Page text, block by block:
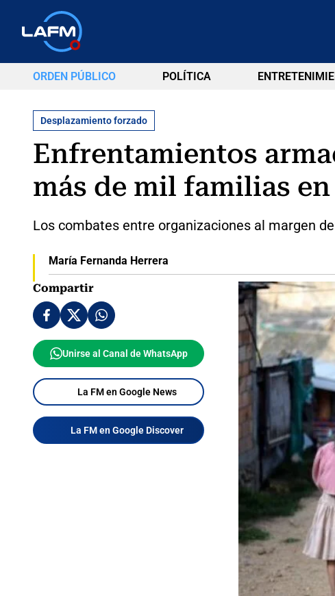
ORDEN PÚBLICO POLÍTICA
Desplazamiento forzado
Enfrentamientos
más de mil familias
Los combates entre organizaciones al margen
María Fernanda Herrera
Compartir
Unirse al Canal de WhatsApp
La FM en Google News
La FM en Google Discover